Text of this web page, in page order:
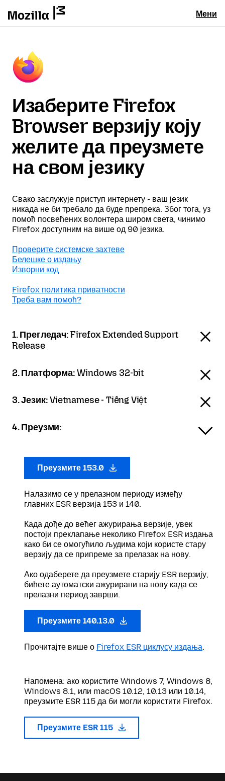
Мени
Изаберите Firefox
Browser верзију коју
желите да преузмете
на свом језику
Свако заслужује приступ интернету - ваш језик
никада не би требало да буде препрека. Због тога, уз
помоћ посвећених волонтера широм света, чинимо
Firefox доступним на више од 90 језика.
Проверите системске захтеве
Белешке о издању
Изворни код
Firefox политика приватности
Треба вам помоћ?
1. Прегледач:Firefox Extended Support
Release
2. Платформа:Windows 32-bit
3. Језик:Vietnamese - Tiếng Việt
4. Преузми:
Преузмите 153.0
Налазимо се у прелазном периоду између
главних ESR верзија 153 и 140.
Када дође до већег ажурирања верзије, увек
постоји преклапање неколико Firefox ESR издања
како би се омогућило људима који користе стару
верзију да се припреме за прелазак на нову.
Ако одаберете да преузмете старију ESR верзију,
бићете аутоматски ажурирани на нову када се
прелазни период заврши.
Преузмите 140.13.0
Прочитајте више о Firefox ESR циклусу издања.
Напомена: ако користите Windows 7, Windows 8,
Windows 8.1, или macOS 10.12, 10.13 или 10.14,
преузмите ESR 115 да би могли користити Firefox.
Преузмите ESR 115